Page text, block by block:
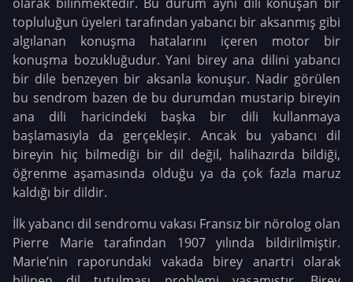
topluluğun üyeleri tarafından yabancı bir aksanmış gibi
algılanan konuşma hatalarını içeren motor bir
konuşma bozukluğudur. Yani birey ana dilini yabancı
bir dile benzeyen bir aksanla konuşur. Nadir görülen
bu sendrom bazen de bu durumdan mustarip bireyin
ana dili haricindeki başka bir dili kullanmaya
başlamasıyla da gerçekleşir. Ancak bu yabancı dil
bireyin hiç bilmediği bir dil değil, halihazırda bildiği,
öğrenme aşamasında olduğu ya da çok fazla maruz
kaldığı bir dildir.
İlk yabancı dil sendromu vakası Fransız bir nörolog olan
Pierre Marie tarafından 1907 yılında bildirilmiştir.
Marie’nin raporundaki vakada birey anartri olarak